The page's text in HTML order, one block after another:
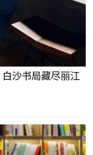
沙书局藏尽丽江